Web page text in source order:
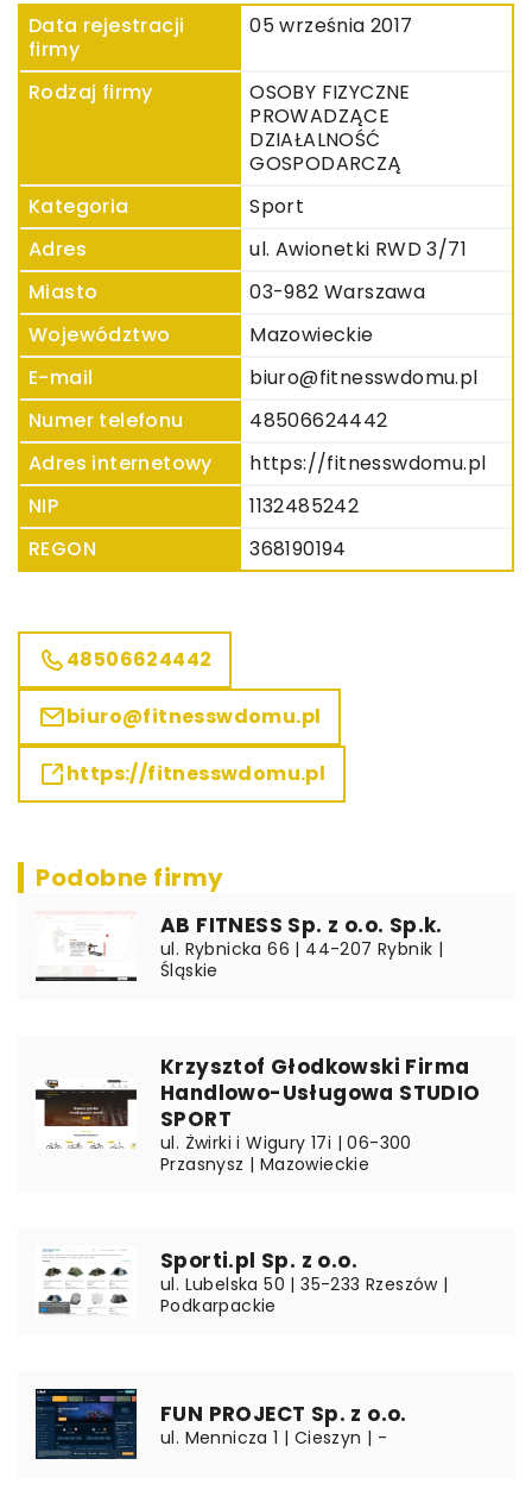
Data rejestracji
firmy
05 września 2017
Rodzaj firmy
OSOBY FIZYCZNE
PROWADZĄCE
DZIAŁALNOŚĆ
GOSPODARCZĄ
Kategoria
Sport
Adres
ul. Awionetki RWD 3/71
Miasto
03-982 Warszawa
Województwo
Mazowieckie
E-mail
biuro@fitnesswdomu.pl
Numer telefonu
48506624442
Adres internetowy
https://fitnesswdomu.pl
NIP
1132485242
REGON
368190194
48506624442
biuro@fitnesswdomu.pl
https://fitnesswdomu.pl
Podobne firmy
AB FITNESS Sp. z o.o. Sp.k.
ul. Rybnicka 66 | 44-207 Rybnik |
Śląskie
Krzysztof Głodkowski Firma
Handlowo-Usługowa STUDIO
SPORT
ul. Żwirki i Wigury 17i | 06-300
Przasnysz | Mazowieckie
Sporti.pl Sp. z o.o.
ul. Lubelska 50 | 35-233 Rzeszów |
Podkarpackie
FUN PROJECT Sp. z o.o.
ul. Mennicza 1 | Cieszyn | -